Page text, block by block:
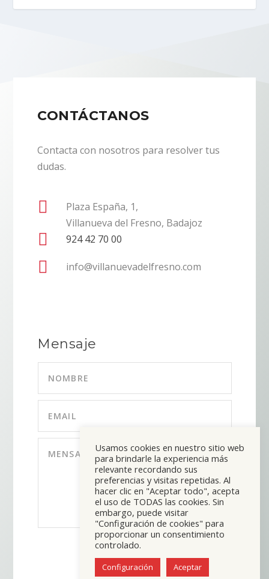
CONTÁCTANOS
Contacta con nosotros para resolver tus
dudas.

Plaza España, 1,
Villanueva del Fresno, Badajoz
 924 42 70 00
 info@villanuevadelfresno.com
Mensaje
11 + 15=
Usamos cookies en nuestro sitio web
para brindarle la experiencia más
relevante recordando sus
preferencias y visitas repetidas. Al
hacer clic en "Aceptar todo", acepta
el uso de TODAS las cookies. Sin
embargo, puede visitar
"Configuración de cookies" para
proporcionar un consentimiento
controlado.
Configuración Aceptar